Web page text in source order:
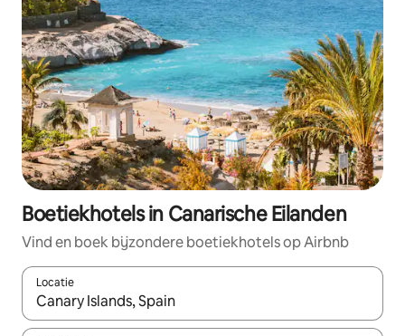
Boetiekhotels in Canarische Eilanden
Vind en boek bijzondere boetiekhotels op Airbnb
Locatie
Wanneer er suggesties beschikbaar zijn, maak je een keuze